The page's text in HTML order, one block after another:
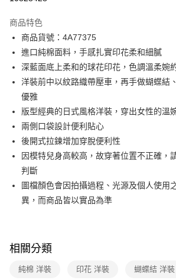
合作金庫商業銀行
華南商業銀行
上海商業儲蓄銀行
台北富邦
國泰世華商業銀行
兆豐國際
臺灣中小企業銀行
台中商業
匯豐（台灣）商業銀行
聯邦商業銀行
元大商業銀行
永豐商業
玉山商業銀行
台新國際商業銀行
台灣樂天信用卡公司
超商取貨付款
LINE Pay
Apple Pay
街口支付
【關於「AFTEE先享後付」】
AFTEE先享後付是「在收到商品之後才付款」的支
便利好安心！
１．簡單：不需註冊會員、不需綁卡、不需儲值。
２．便利：只要手機號碼，簡訊認證，即可結帳。
３．安心：先確認商品／服務後，再付款。
結帳頁面，進行簡訊認證並確認金額後，即可完成結
２．訂單成立數日內，您將收到繳費通知簡訊。
３．收到繳費通知簡訊後14天內，點擊此簡訊中的
ATM／網路銀行／等多元方式進行付款，方視為交易
ATM付款
運送方式
全家取貨付款
付款後全家FamilyMart取貨
商品特色
商品貨號：4A77375
進口純棉面料，手感扎實印花柔和細膩
深藍面底上柔和的球花印花，色調溫柔婉
洋裝前中以紋路織帶壓車，再手做蝴蝶結
優雅
版型經典的日式風格洋裝，穿出女性的溫
兩側口袋設計便利貼心
後開式拉鍊增加穿脫便利性
因模特兒身高較高，故穿著位置不正確，
判斷
圖檔顏色會因拍攝過程、光源及個人使用
異，而商品皆以實品為準
相關分類
純棉 洋裝 印花 洋裝 蝴蝶結 洋裝